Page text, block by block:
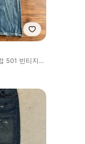
501 빈티지